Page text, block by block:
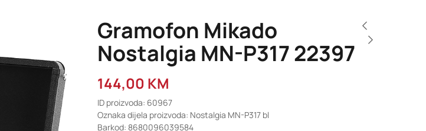
Gramofon Mikado
Nostalgia MN-P317 22397
144,00 KM
ID proizvoda: 60967
Oznaka dijela proizvoda: Nostalgia MN-P317 bl
Barkod: 8680096039584